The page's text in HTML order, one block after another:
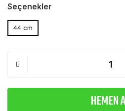
Seçenekler
44 cm
HEMEN